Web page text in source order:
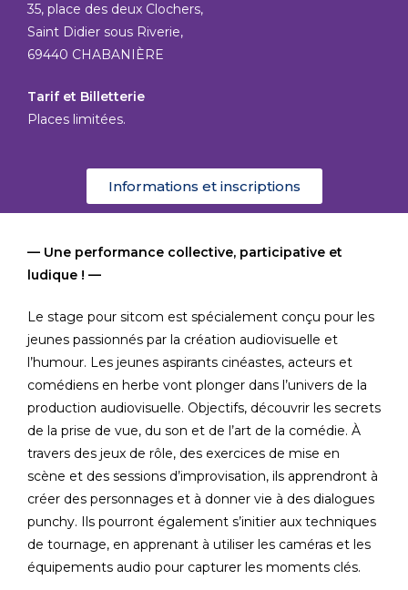
35, place des deux Clochers,
Saint Didier sous Riverie,
69440 CHABANIÈRE
Tarif et Billetterie
Places limitées.
Informations et inscriptions
— Une performance collective, participative et
ludique ! —
Le stage pour sitcom est spécialement conçu pour les
jeunes passionnés par la création audiovisuelle et
l’humour. Les jeunes aspirants cinéastes, acteurs et
comédiens en herbe vont plonger dans l’univers de la
production audiovisuelle. Objectifs, découvrir les secrets
de la prise de vue, du son et de l’art de la comédie. À
travers des jeux de rôle, des exercices de mise en
scène et des sessions d’improvisation, ils apprendront à
créer des personnages et à donner vie à des dialogues
punchy. Ils pourront également s’initier aux techniques
de tournage, en apprenant à utiliser les caméras et les
équipements audio pour capturer les moments clés.